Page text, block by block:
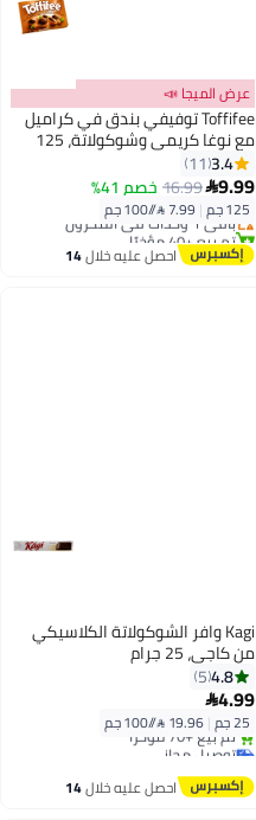
عرض الميجا 📣
Toffifee توفيفي بندق في كراميل
مع نوغا كريمي وشوكولاتة، 125
جرام3.4
11
9.99
16.99خصم 41%
125 جم |
أقل سعر في السنة
توصيل مجاني
باقي 1 وحدات في المخزون
تم بيع +40 مؤخرًا
أقل سعر في السنة
احصل عليه خلال14
Kagi وافر الشوكولاتة الكلاسيكي
من كاجي، 25 جرام
4.8
5
4.99
25 جم |19.96 /⁨/100 جم⁩
توصيل مجاني
باقي 1 وحدات في المخزون
تم بيع +70 مؤخرًا
توصيل مجاني
احصل عليه خلال14